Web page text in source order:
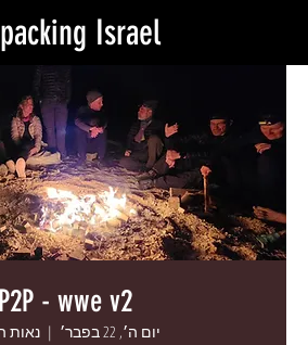
Israel
P2P - wwe v2
יום ה׳, 22 בפבר׳
  |
נאות